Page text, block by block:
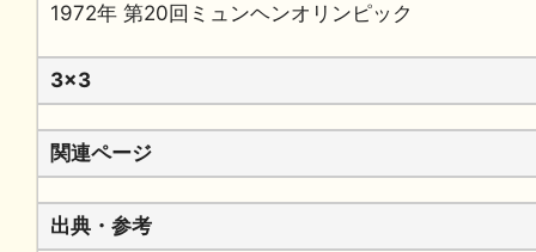
1972年 第20回ミュンヘンオリンピック
3x3
関連ページ
出典・参考